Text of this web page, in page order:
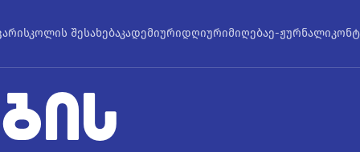
სკოლის შესახებაკადემიურიდღიურიმიღებაე-ჟურნალი